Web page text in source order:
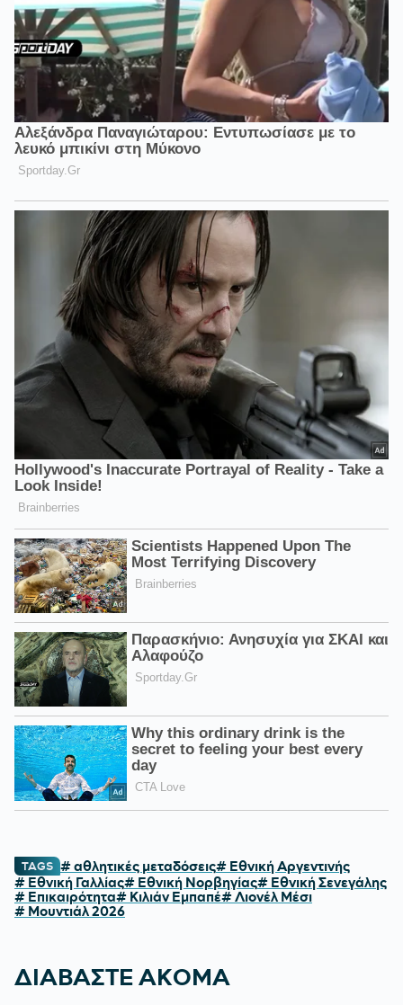
TAGS # αθλητικές μεταδόσεις# Εθνική Αργεντινής
# Εθνική Γαλλίας# Εθνική Νορβηγίας# Εθνική Σενεγάλης
# Επικαιρότητα# Κιλιάν Εμπαπέ# Λιονέλ Μέσι
# Μουντιάλ 2026
ΔΙΑΒΑΣΤΕ ΑΚΟΜΑ